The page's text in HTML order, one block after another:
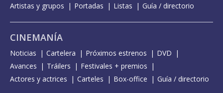
Artistas y grupos
Portadas Listas Guía / directorio
CINEMANÍA
Noticias Cartelera Próximos estrenos
DVD
Avances
Tráilers
Festivales + premios
Actores y actrices
Carteles Box-office Guía / directorio